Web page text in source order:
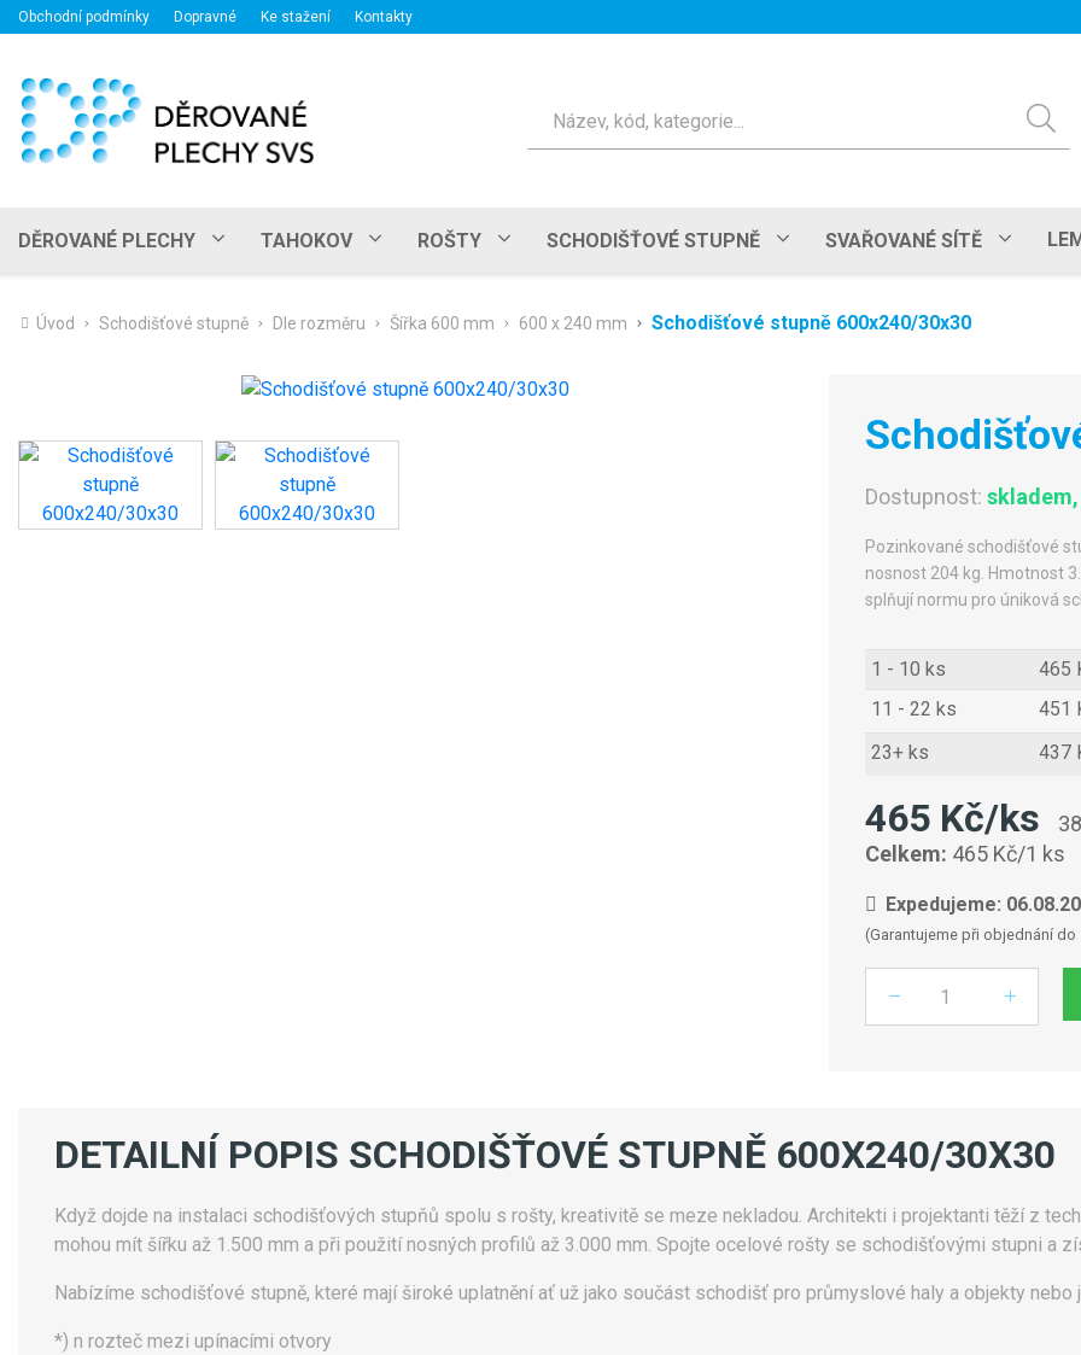
Obchodní podmínky Dopravné Ke stažení Kontakty
DĚROVANÉ PLECHY TAHOKOV ROŠTY SCHODIŠŤOVÉ STUPNĚ SVAŘOVANÉ SÍTĚ
Úvod Schodišťové stupně Dle rozměru Šířka 600 mm 600 x 240 mm Schodišťové stupně 600x240/30x30
Dostupnost:
Pozinkované schodišťové
nosnost 204 kg. Hmotnost
splňují normu pro úniková
1 - 10 ks
465
11 - 22 ks
451
23+ ks
437
465 Kč/ks
Celkem: 465 Kč/1 ks
Expedujeme:
(Garantujeme při objednání
DETAILNÍ POPIS SCHODIŠŤOVÉ STUPNĚ 600X240/30X30
Když dojde na instalaci schodišťových stupňů spolu s rošty, kreativitě se meze nekladou. Architekti i projektanti těží z
mohou mít šířku až 1.500 mm a při použití nosných profilů až 3.000 mm. Spojte ocelové rošty se schodišťovými stupni a
Nabízíme schodišťové stupně, které mají široké uplatnění ať už jako součást schodišť pro průmyslové haly a objekty
*) n rozteč mezi upínacími otvory